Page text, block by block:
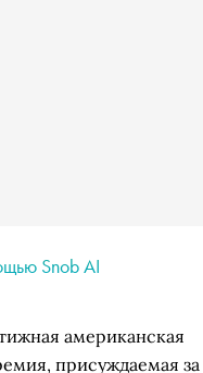
Snob AI
американская
присуждаемая за